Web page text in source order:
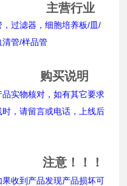
业
过滤器，细胞培养板/皿/
管/样品管
购买说明
实物核对，如有其它要求
，请留言或电话，上线后
注意！！！
收到产品发现产品损坏可